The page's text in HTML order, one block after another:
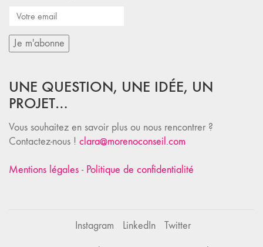
UNE QUESTION, UNE IDÉE, UN
PROJET…
Vous souhaitez en savoir plus ou nous rencontrer ?
Contactez-nous ! clara@morenoconseil.com
Mentions légales - Politique de confidentialité
Instagram LinkedIn Twitter